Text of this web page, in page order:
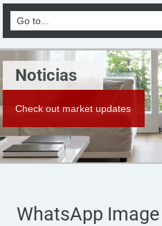
Noticias
Check out market updates
WhatsApp